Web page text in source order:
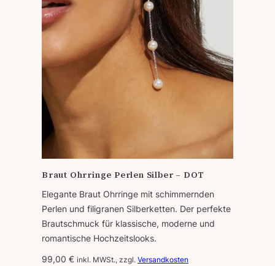
Braut Ohrringe Perlen Silber – DOT
Elegante Braut Ohrringe mit schimmernden
Perlen und filigranen Silberketten. Der perfekte
Brautschmuck für klassische, moderne und
romantische Hochzeitslooks.
99,00 € inkl. MWSt., zzgl. Versandkosten